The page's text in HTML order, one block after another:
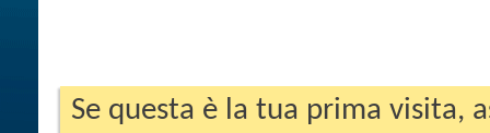
Se questa è la tua prima visita,